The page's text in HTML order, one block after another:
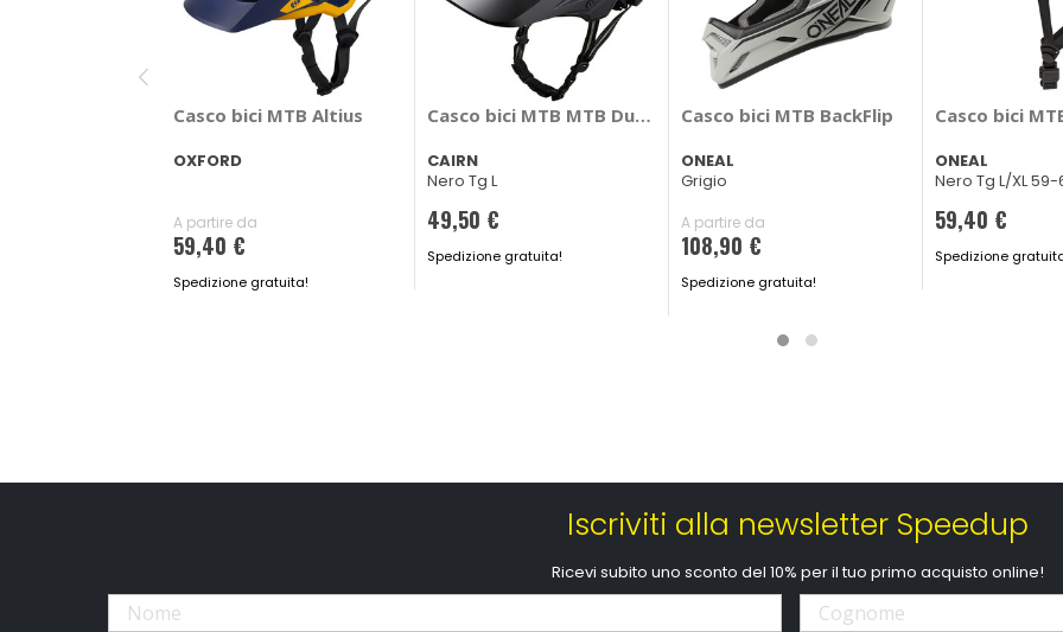
Casco bici MTB Altius
OXFORD
A partire da
59,40 €
Spedizione gratuita!
Casco bici MTB MTB Dust II - CAIRN
CAIRN
Nero Tg L
49,50 €
Spedizione gratuita!
Casco bici MTB BackFlip
ONEAL
Grigio
A partire da
108,90 €
Spedizione gratuita!
Casco bici
ONEAL
Nero Tg L/XL
59,40 €
Spedizione
Iscriviti alla newsletter Speedup
Ricevi subito uno sconto del 10% per il tuo primo acquisto online!